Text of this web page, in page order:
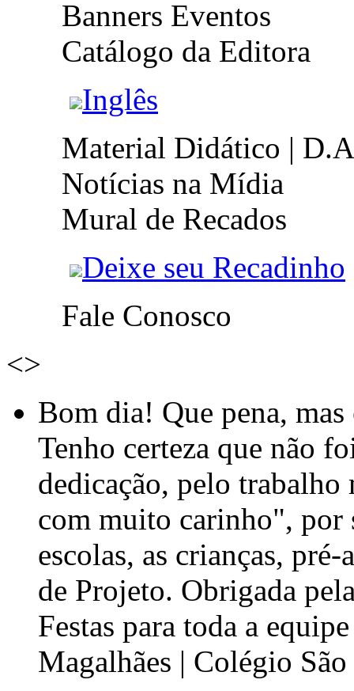
Banners Eventos
Catálogo da Editora
Inglês
Material Didático |
Notícias na Mídia
Mural de Recados
Deixe seu Recadinho
Fale Conosco
<>
Bom dia! Que pena,
Tenho certeza que não
dedicação, pelo
com muito carinho", por
escolas, as crianças, pré-
de Projeto. Obrigada
Festas para toda a
Magalhães | Colégio